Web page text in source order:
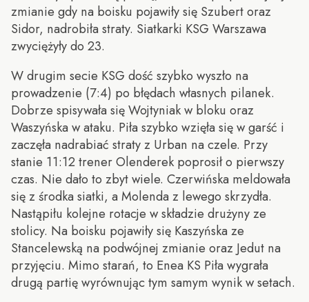
zmianie gdy na boisku pojawiły się Szubert oraz
Sidor, nadrobiła straty. Siatkarki KSG Warszawa
zwyciężyły do 23.
W drugim secie KSG dość szybko wyszło na
prowadzenie (7:4) po błędach własnych pilanek.
Dobrze spisywała się Wojtyniak w bloku oraz
Waszyńska w ataku. Piła szybko wzięła się w garść i
zaczęła nadrabiać straty z Urban na czele. Przy
stanie 11:12 trener Olenderek poprosił o pierwszy
czas. Nie dało to zbyt wiele. Czerwińska meldowała
się z środka siatki, a Molenda z lewego skrzydła.
Nastąpiłu kolejne rotacje w składzie drużyny ze
stolicy. Na boisku pojawiły się Kaszyńska ze
Stancelewską na podwójnej zmianie oraz Jedut na
przyjęciu. Mimo starań, to Enea KS Piła wygrała
drugą partię wyrównując tym samym wynik w setach.